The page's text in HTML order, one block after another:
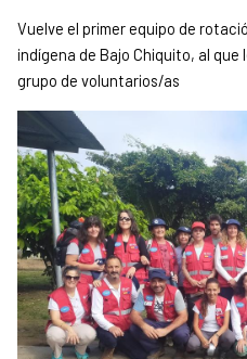
Vuelve el primer equipo de
indígena de Bajo Chiquito, al que
grupo de voluntarios/as